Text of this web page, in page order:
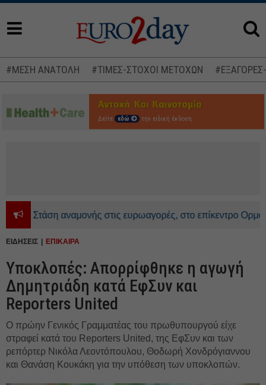
#ΜΕΣΗ ΑΝΑΤΟΛΗ #ΤΙΜΕΣ-ΣΤΟΧΟΙ ΜΕΤΟΧΩΝ
Δείτε εδώ την ειδική έκδοση
Στάση αναμονής στις ευρωαγορές, στο επίκεντρο Ορμούζ
ΕΙΔΗΣΕΙΣ ΕΠΙΚΑΙΡΑ
Υποκλοπές: Απορρίφθηκε η αγωγή
Δημητριάδη κατά ΕφΣυν και
Reporters United
Ο πρώην Γενικός Γραμματέας του πρωθυπουργού είχε
στραφεί κατά του Reporters United, της ΕφΣυν και των
ρεπόρτερ Νικόλα Λεοντόπουλου, Θοδωρή Χονδρόγιαννου
και Θανάση Κουκάκη για την υπόθεση των υποκλοπών.